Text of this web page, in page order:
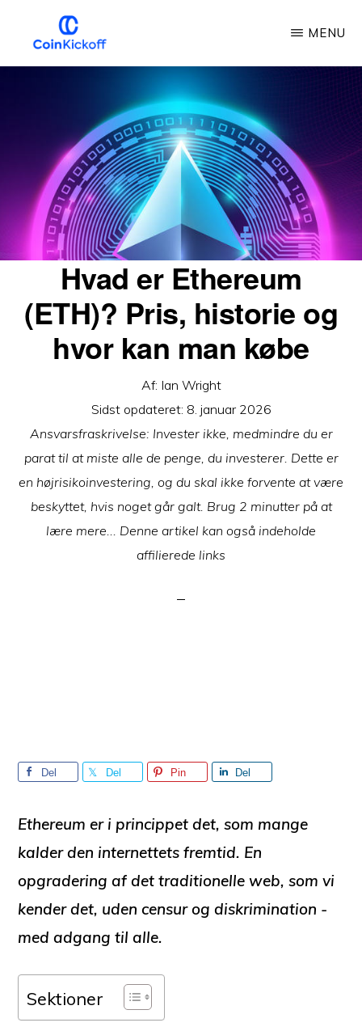
hovedindhold
COIN
MENU
Hvad er Ethereum
(ETH)? Pris, historie og
hvor kan man købe
Af: Ian Wright
Sidst opdateret: 8. januar 2026
Ansvarsfraskrivelse: Invester ikke, medmindre du er
parat til at miste alle de penge, du investerer. Dette er
en højrisikoinvestering, og du skal ikke forvente at være
beskyttet, hvis noget går galt. Brug 2 minutter på at
lære mere... Denne artikel kan også indeholde
affilierede links
Del Del Pin Del
Ethereum er i princippet det, som mange
kalder den internettets fremtid. En
opgradering af det traditionelle web, som vi
kender det, uden censur og diskrimination -
medadgang til alle.
Sektioner